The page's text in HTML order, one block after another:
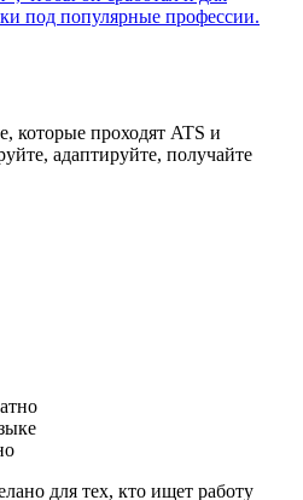
под популярные профессии.
которые проходят ATS и
адаптируйте, получайте
для тех, кто ищет работу